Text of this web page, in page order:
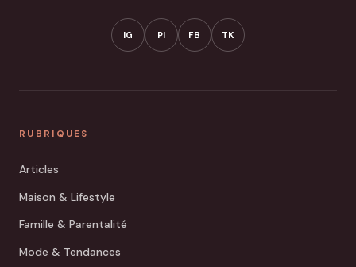
IG PI FB TK
RUBRIQUES
Articles
Maison & Lifestyle
Famille & Parentalité
Mode & Tendances